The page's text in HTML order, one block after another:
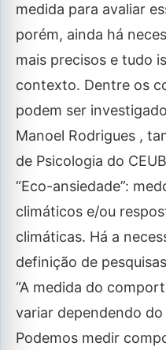
medida para avaliar
porém, ainda há
mais precisos e tudo
contexto. Dentre os
podem ser
Manoel Rodrigues ,
de Psicologia do
“Eco-ansiedade”:
climáticos e/ou
climáticas. Há a
definição de
“A medida do
variar dependendo do
Podemos medir